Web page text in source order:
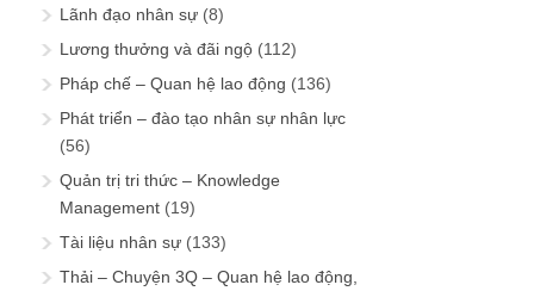
Lãnh đạo nhân sự (8)
Lương thưởng và đãi ngộ (112)
Pháp chế – Quan hệ lao động (136)
Phát triển – đào tạo nhân sự nhân lực
(56)
Quản trị tri thức – Knowledge
Management (19)
Tài liệu nhân sự (133)
Thải – Chuyện 3Q – Quan hệ lao động,